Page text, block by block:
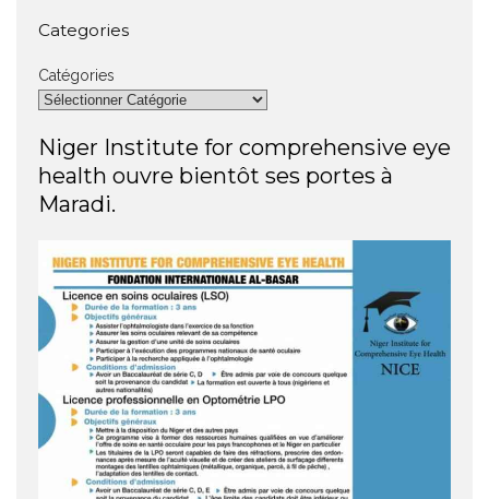
Categories
Catégories
Niger Institute for comprehensive eye
health ouvre bientôt ses portes à
Maradi.